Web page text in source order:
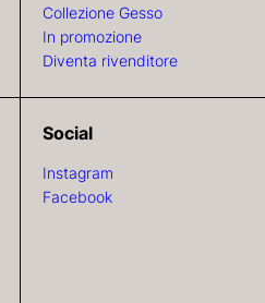
Collezione Gesso
In promozione
Diventa rivenditore
Social
Instagram
Facebook